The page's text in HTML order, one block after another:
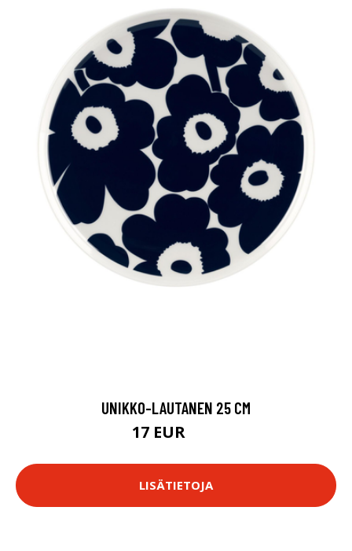
UNIKKO-LAUTANEN 25 CM
17 EUR
LISÄTIETOJA